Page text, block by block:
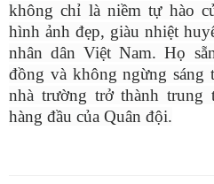
không chỉ là niềm tự hào
hình ảnh đẹp, giàu nhiệt
nhân dân Việt Nam. Họ
đồng và không ngừng sáng
nhà trường trở thành trung
hàng đầu của Quân đội.